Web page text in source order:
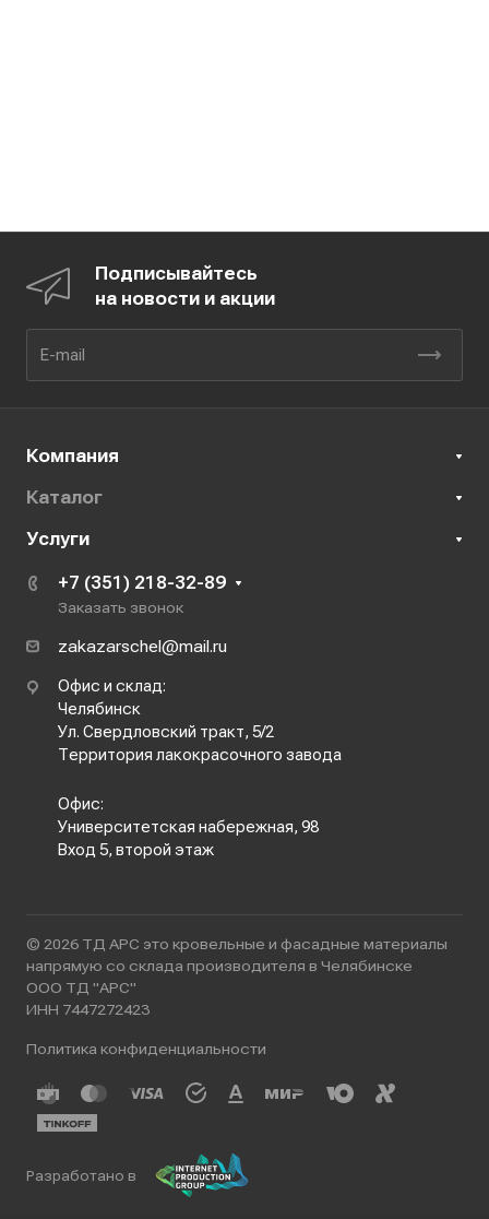
Подписывайтесь
на новости и акции
Компания
Каталог
Услуги
+7 (351) 218-32-89
Заказать звонок
zakazarschel@mail.ru
Офис и склад:
Челябинск
Ул. Свердловский тракт, 5/2
Территория лакокрасочного завода
Офис:
Университетская набережная, 98
Вход 5, второй этаж
© 2026 ТД АРС это кровельные и фасадные материалы
напрямую со склада производителя в Челябинске
ООО ТД "АРС"
ИНН 7447272423
Политика конфиденциальности
Разработано в